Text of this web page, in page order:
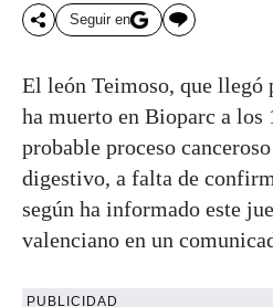
Seguir en
El león Teimoso, que llegó
ha muerto en Bioparc a los
probable proceso
digestivo, a falta de
según ha informado este
valenciano en un
PUBLICIDAD